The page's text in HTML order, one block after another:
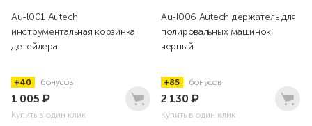
Au-l001 Autech
инструментальная корзинка
детейлера
+40 бонусов
1 005₽
Купить в один клик
Au-l006 Autech держатель для
полировальных машинок,
черный
+85 бонусов
2 130₽
Купить в один клик